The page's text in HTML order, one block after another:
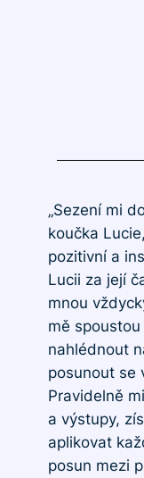
„Sezení mi
koučka
pozitivní a
Lucii za její
mnou
mě
nahlédnout
posunout se
Pravidelně
a výstupy,
aplikovat
posun mezi